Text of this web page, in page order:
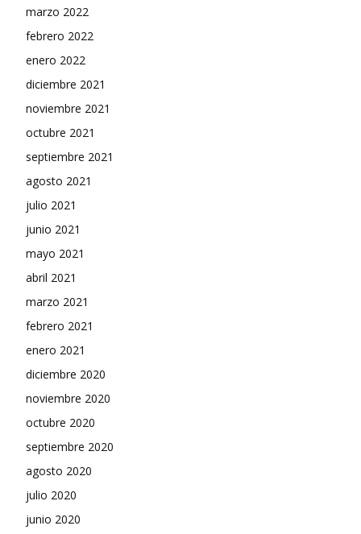
marzo 2022
febrero 2022
enero 2022
diciembre 2021
noviembre 2021
octubre 2021
septiembre 2021
agosto 2021
julio 2021
junio 2021
mayo 2021
abril 2021
marzo 2021
febrero 2021
enero 2021
diciembre 2020
noviembre 2020
octubre 2020
septiembre 2020
agosto 2020
julio 2020
junio 2020